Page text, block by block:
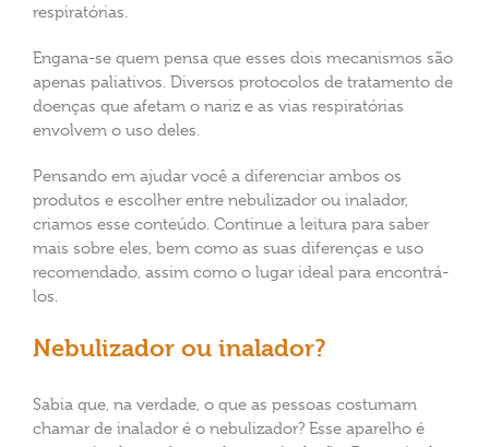
respiratórias.
Engana-se quem pensa que esses dois mecanismos são
apenas paliativos. Diversos protocolos de tratamento de
doenças que afetam o nariz e as vias respiratórias
envolvem o uso deles.
Pensando em ajudar você a diferenciar ambos os
produtos e escolher entre nebulizador ou inalador,
criamos esse conteúdo. Continue a leitura para saber
mais sobre eles, bem como as suas diferenças e uso
recomendado, assim como o lugar ideal para encontrá-
los.
Nebulizador ou inalador?
Sabia que, na verdade, o que as pessoas costumam
chamar de inalador é o nebulizador? Esse aparelho é